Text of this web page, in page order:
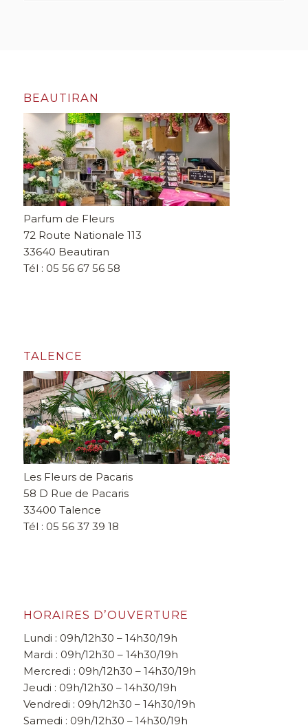
BEAUTIRAN
Parfum de Fleurs
72 Route Nationale 113
33640 Beautiran
Tél : 05 56 67 56 58
TALENCE
Les Fleurs de Pacaris
58 D Rue de Pacaris
33400 Talence
Tél : 05 56 37 39 18
HORAIRES D’OUVERTURE
Lundi : 09h/12h30 – 14h30/19h
Mardi : 09h/12h30 – 14h30/19h
Mercredi : 09h/12h30 – 14h30/19h
Jeudi : 09h/12h30 – 14h30/19h
Vendredi : 09h/12h30 – 14h30/19h
Samedi : 09h/12h30 – 14h30/19h